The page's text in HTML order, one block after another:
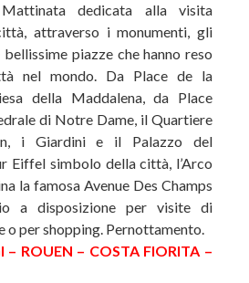
dedicata alla visita
attraverso i monumenti, gli
piazze che hanno reso
nel mondo. Da Place de la
della Maddalena, da Place
di Notre Dame, il Quartiere
i Giardini e il Palazzo del
Eiffel simbolo della città, l’Arco
la famosa Avenue Des Champs
a disposizione per visite di
o per shopping. Pernottamento.
– ROUEN – COSTA FIORITA –